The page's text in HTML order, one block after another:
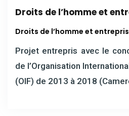
Droits de l’homme et
Droits de l’homme et
Projet entrepris avec le
de l’Organisation
(OIF) de 2013 à 2018